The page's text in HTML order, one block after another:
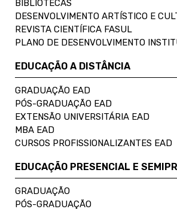
BIBLIOTECAS
DESENVOLVIMENTO ARTÍSTICO E
REVISTA CIENTÍFICA FASUL
PLANO DE DESENVOLVIMENTO
EDUCAÇÃO A DISTÂNCIA
GRADUAÇÃO EAD
PÓS-GRADUAÇÃO EAD
EXTENSÃO UNIVERSITÁRIA EAD
MBA EAD
CURSOS PROFISSIONALIZANTES EAD
EDUCAÇÃO PRESENCIAL E
GRADUAÇÃO
PÓS-GRADUAÇÃO